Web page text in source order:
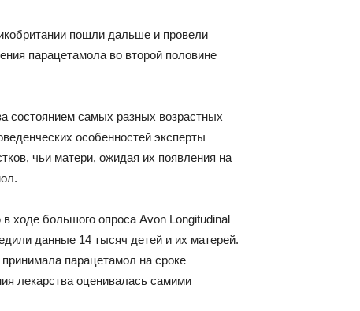
пошли дальше и провели
парацетамола во второй половине
состоянием самых разных возрастных
особенностей эксперты
чьи матери, ожидая их появления на
ходе большого опроса Avon Longitudinal
данные 14 тысяч детей и их матерей.
парацетамол на сроке
лекарства оценивалась самими